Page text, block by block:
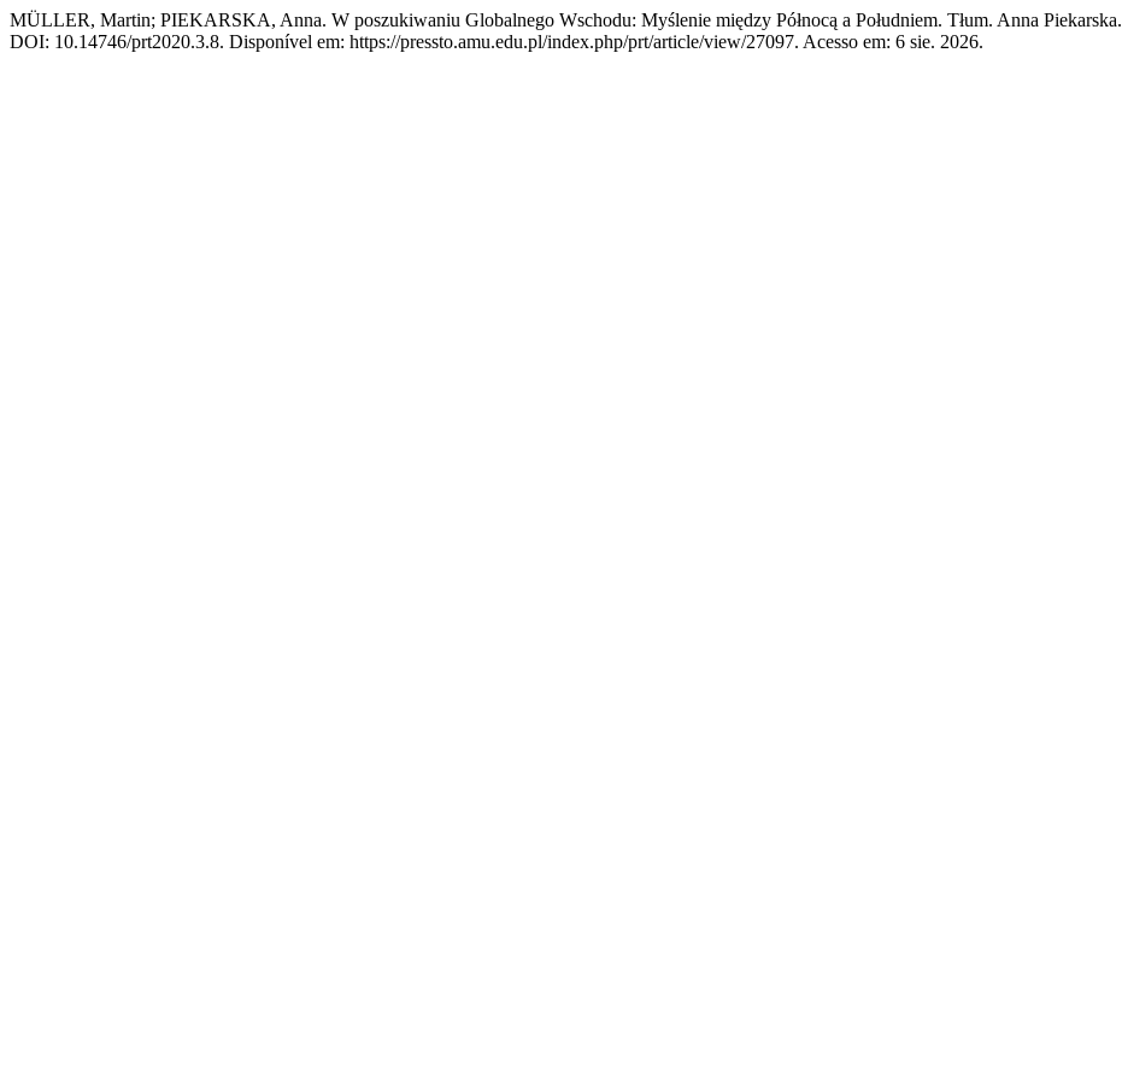
MÜLLER, Martin; PIEKARSKA, Anna. W poszukiwaniu Globalnego Wschodu: Myślenie między Północą a Południem. Tłum. Anna Piekarska.
DOI: 10.14746/prt2020.3.8. Disponível em: https://pressto.amu.edu.pl/index.php/prt/article/view/27097. Acesso em: 6 sie. 2026.